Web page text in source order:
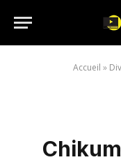
Accueil »